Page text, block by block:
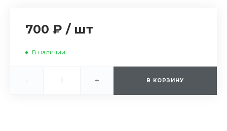
700 ₽ / шт
В наличии
- + В КОРЗИНУ